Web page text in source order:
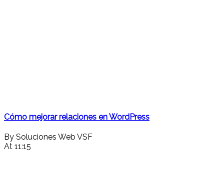
Cómo mejorar relaciones en WordPress
By Soluciones Web VSF
At 11:15